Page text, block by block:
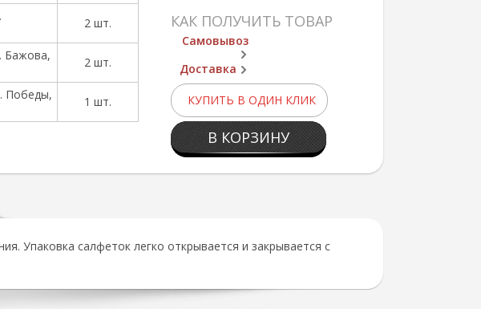
КАК ПОЛУЧИТЬ ТОВАР
Самовывоз
Доставка
КУПИТЬ В ОДИН КЛИК
В КОРЗИНУ
2 шт.
Бажова,
2 шт.
Победы,
1 шт.
Упаковка салфеток легко открывается и закрывается с